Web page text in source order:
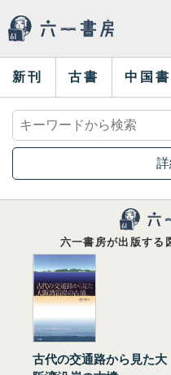
新刊 古書 中国書
六一書房が出版する
古代の交通路から見た大